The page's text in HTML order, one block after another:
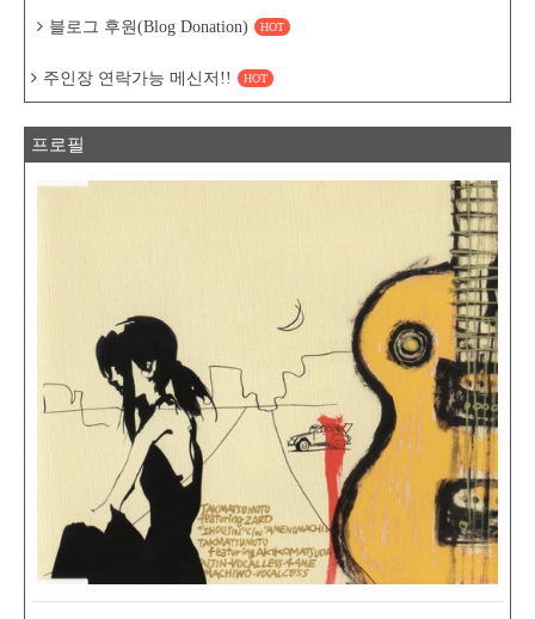
블로그 후원(Blog Donation) HOT
주인장 연락가능 메신저!! HOT
프로필